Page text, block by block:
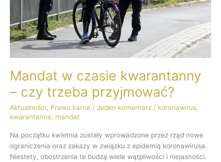
Mandat w czasie kwarantanny
– czy trzeba przyjmować?
Aktualności, Prawo karne / Jeden komentarz / koronawirus,
kwarantanna, mandat
Na początku kwietnia zostały wprowadzone przez rząd nowe
ograniczenia oraz zakazy w związku z epidemią koronawirusa.
Niestety, obostrzenia te budzą wiele wątpliwości i niejasności.